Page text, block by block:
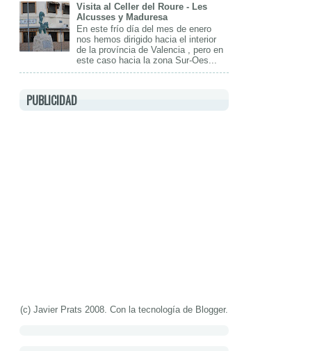
Visita al Celler del Roure - Les
Alcusses y Maduresa
En este frío día del mes de enero
nos hemos dirigido hacia el interior
de la província de Valencia , pero en
este caso hacia la zona Sur-Oes...
PUBLICIDAD
(c) Javier Prats 2008. Con la tecnología de Blogger.